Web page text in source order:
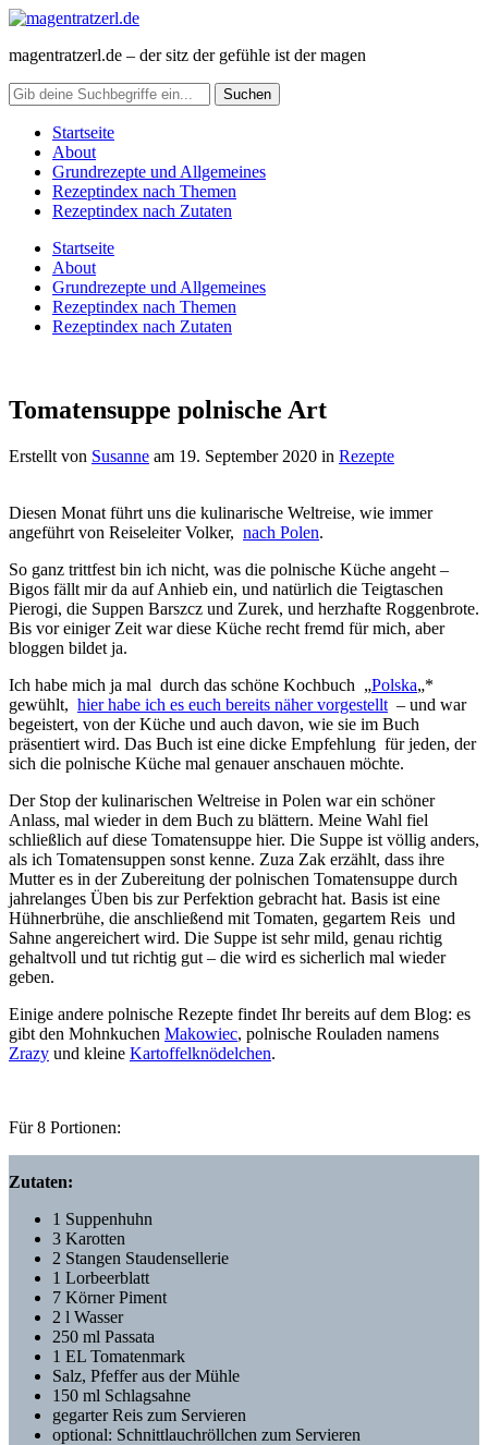
magentratzerl.de – der sitz der gefühle ist der magen
Startseite
About
Grundrezepte und Allgemeines
Rezeptindex nach Themen
Rezeptindex nach Zutaten
Startseite
About
Grundrezepte und Allgemeines
Rezeptindex nach Themen
Rezeptindex nach Zutaten
Tomatensuppe polnische Art
Erstellt von Susanne am 19. September 2020 in Rezepte
Diesen Monat führt uns die kulinarische Weltreise, wie immer
angeführt von Reiseleiter Volker, nach Polen.
So ganz trittfest bin ich nicht, was die polnische Küche angeht –
Bigos fällt mir da auf Anhieb ein, und natürlich die Teigtaschen
Pierogi, die Suppen Barszcz und Zurek, und herzhafte Roggenbrote.
Bis vor einiger Zeit war diese Küche recht fremd für mich, aber
bloggen bildet ja.
Ich habe mich ja mal durch das schöne Kochbuch „Polska„*
gewühlt, hier habe ich es euch bereits näher vorgestellt – und war
begeistert, von der Küche und auch davon, wie sie im Buch
präsentiert wird. Das Buch ist eine dicke Empfehlung für jeden, der
sich die polnische Küche mal genauer anschauen möchte.
Der Stop der kulinarischen Weltreise in Polen war ein schöner
Anlass, mal wieder in dem Buch zu blättern. Meine Wahl fiel
schließlich auf diese Tomatensuppe hier. Die Suppe ist völlig anders,
als ich Tomatensuppen sonst kenne. Zuza Zak erzählt, dass ihre
Mutter es in der Zubereitung der polnischen Tomatensuppe durch
jahrelanges Üben bis zur Perfektion gebracht hat. Basis ist eine
Hühnerbrühe, die anschließend mit Tomaten, gegartem Reis und
Sahne angereichert wird. Die Suppe ist sehr mild, genau richtig
gehaltvoll und tut richtig gut – die wird es sicherlich mal wieder
geben.
Einige andere polnische Rezepte findet Ihr bereits auf dem Blog: es
gibt den Mohnkuchen Makowiec, polnische Rouladen namens
Zrazy und kleine Kartoffelknödelchen.
Für 8 Portionen:
Zutaten:
1 Suppenhuhn
3 Karotten
2 Stangen Staudensellerie
1 Lorbeerblatt
7 Körner Piment
2 l Wasser
250 ml Passata
1 EL Tomatenmark
Salz, Pfeffer aus der Mühle
150 ml Schlagsahne
gegarter Reis zum Servieren
optional: Schnittlauchröllchen zum Servieren